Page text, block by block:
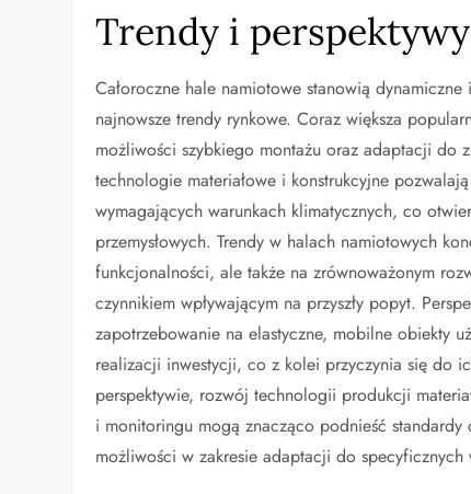
Trendy i
Całoroczne hale namiotowe stanowią
najnowsze trendy rynkowe. Coraz większa
możliwości szybkiego montażu oraz adaptacji do
technologie materiałowe i konstrukcyjne
wymagających warunkach klimatycznych, co
przemysłowych. Trendy w halach namiotowych
funkcjonalności, ale także na zrównoważonym
czynnikiem wpływającym na przyszły popyt.
zapotrzebowanie na elastyczne, mobilne obiekty
realizacji inwestycji, co z kolei przyczynia się do
perspektywie, rozwój technologii produkcji
i monitoringu mogą znacząco podnieść
możliwości w zakresie adaptacji do